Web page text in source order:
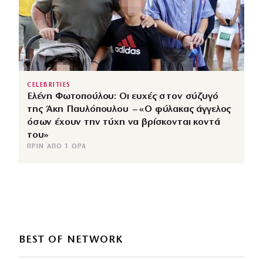
CELEBRITIES
Ελένη Φωτοπούλου: Οι ευχές στον σύζυγό
της Άκη Παυλόπουλου – «Ο φύλακας άγγελος
όσων έχουν την τύχη να βρίσκονται κοντά
του»
ΠΡΙΝ ΑΠΌ 1 ΏΡΑ
BEST OF NETWORK